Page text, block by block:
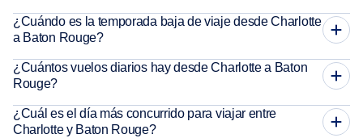
¿Cuándo es la temporada baja de viaje desde Charlotte
a Baton Rouge?
¿Cuántos vuelos diarios hay desde Charlotte a Baton
Rouge?
¿Cuál es el día más concurrido para viajar entre
Charlotte y Baton Rouge?